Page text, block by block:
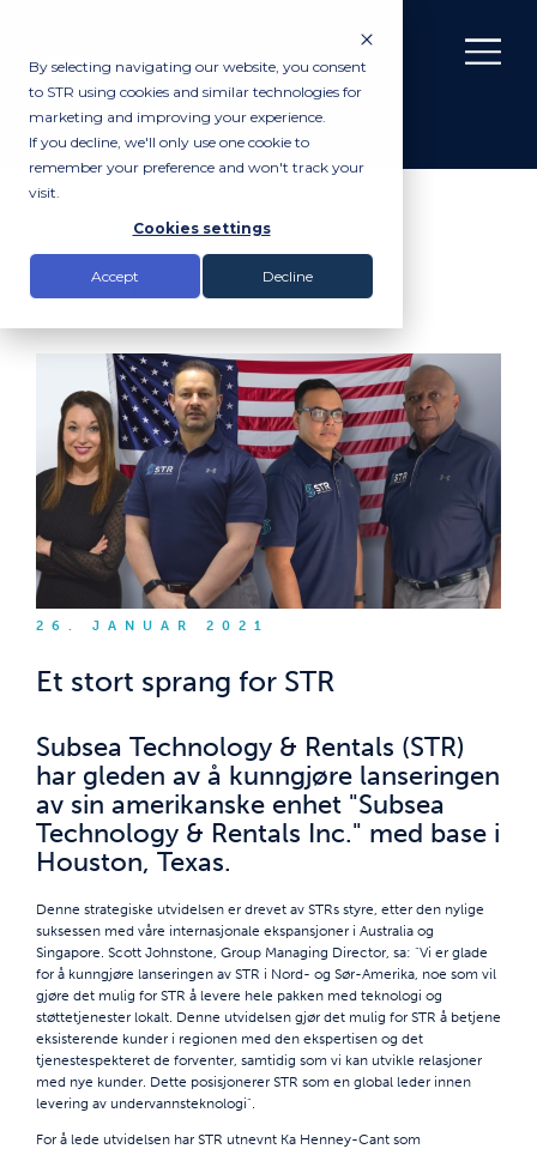
By selecting navigating our website, you consent
to STR using cookies and similar technologies for
marketing and improving your experience.
If you decline, we'll only use one cookie to
remember your preference and won't track your
visit.
Cookies settings
Accept Decline
Nyheter
Et stort sprang for STR
26. JANUAR 2021
Et stort sprang for STR
Subsea Technology & Rentals (STR)
har gleden av å kunngjøre lanseringen
av sin amerikanske enhet "Subsea
Technology & Rentals Inc." med base i
Houston, Texas.
Denne strategiske utvidelsen er drevet av STRs styre, etter den nylige
suksessen med våre internasjonale ekspansjoner i Australia og
Singapore. Scott Johnstone, Group Managing Director, sa: "Vi er glade
for å kunngjøre lanseringen av STR i Nord- og Sør-Amerika, noe som vil
gjøre det mulig for STR å levere hele pakken med teknologi og
støttetjenester lokalt. Denne utvidelsen gjør det mulig for STR å betjene
eksisterende kunder i regionen med den ekspertisen og det
tjenestespekteret de forventer, samtidig som vi kan utvikle relasjoner
med nye kunder. Dette posisjonerer STR som en global leder innen
levering av undervannsteknologi".
For å lede utvidelsen har STR utnevnt Ka Henney-Cant som